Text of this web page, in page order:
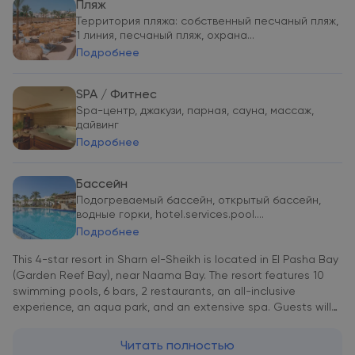
Пляж
Территория пляжа: собственный песчаный пляж,
1 линия, песчаный пляж, охрана...
Подробнее
SPA / Фитнес
Spa-центр, джакузи, парная, сауна, массаж,
дайвинг
Подробнее
Бассейн
Подогреваемый бассейн, открытый бассейн,
водные горки, hotel.services.pool....
Подробнее
This 4-star resort in Sharn el-Sheikh is located in El Pasha Bay
(Garden Reef Bay), near Naama Bay. The resort features 10
swimming pools, 6 bars, 2 restaurants, an all-inclusive
experience, an aqua park, and an extensive spa. Guests will
comfortable rooms include satellite TV, an electric kettle,
Читать полностью